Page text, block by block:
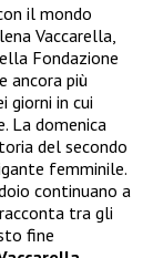
il mondo
Vaccarella,
Fondazione
ancora più
giorni in cui
La domenica
del secondo
femminile.
continuano a
tra gli
fine